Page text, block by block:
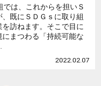
は、これからを担いＳ
既にＳＤＧｓに取り組
訪ねます。そこで目に
まつわる「持続可能な
2022.02.07